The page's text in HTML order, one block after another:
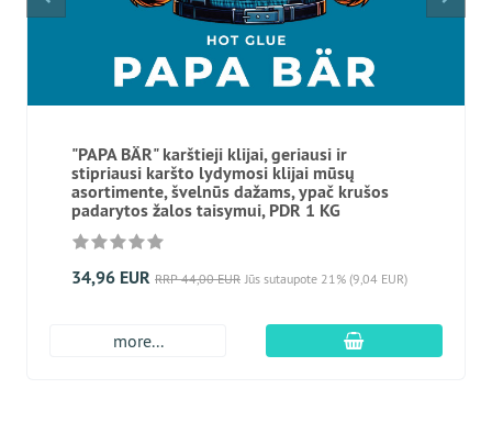
"PAPA BÄR" karštieji klijai, geriausi ir
stipriausi karšto lydymosi klijai mūsų
asortimente, švelnūs dažams, ypač krušos
padarytos žalos taisymui, PDR 1 KG
34,96 EUR RRP 44,00 EUR Jūs sutaupote 21% (9,04 EUR)
more... Įdėti į krepšį